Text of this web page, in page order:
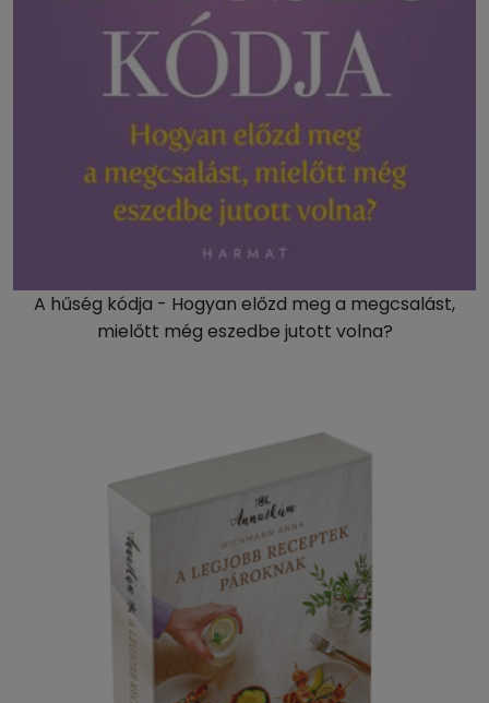
A hűség kódja - Hogyan előzd meg a megcsalást,
mielőtt még eszedbe jutott volna?